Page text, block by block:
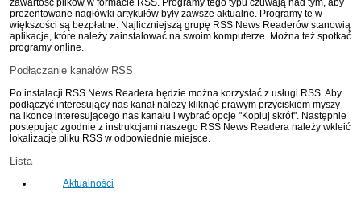
zawartość plików w formacie RSS. Programy tego typu czuwają nad tym, aby
prezentowane nagłówki artykułów były zawsze aktualne. Programy te w
większości są bezpłatne. Najliczniejszą grupę RSS News Readerów stanowią
aplikacje, które należy zainstalować na swoim komputerze. Można też spotkać
programy online.
Podłączanie kanałów RSS
Po instalacji RSS News Readera będzie można korzystać z usługi RSS. Aby
podłączyć interesujący nas kanał należy kliknąć prawym przyciskiem myszy
na ikonce interesującego nas kanału i wybrać opcje "Kopiuj skrót". Następnie
postępując zgodnie z instrukcjami naszego RSS News Readera należy wkleić
lokalizacje pliku RSS w odpowiednie miejsce.
Lista
Aktualności